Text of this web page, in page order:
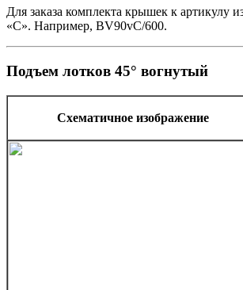
Для заказа комплекта крышек к артикулу
«С». Например, BV90vC/600.
Подъем лотков 45° вогнутый
Схематичное изображение